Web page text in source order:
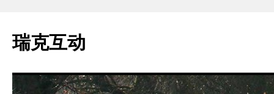
瑞克互动